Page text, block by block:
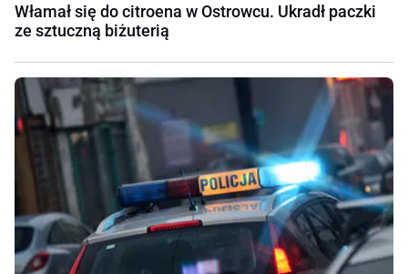
Włamał się do citroena w Ostrowcu. Ukradł paczki
ze sztuczną biżuterią